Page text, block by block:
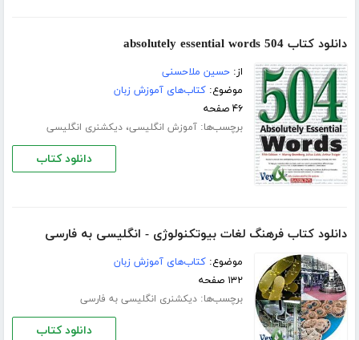
دانلود کتاب 504 absolutely essential words
از:حسین ملاحسنی
موضوع:کتاب‌های آموزش زبان
۴۶ صفحه
برچسب‌ها:آموزش انگلیسی،دیکشنری انگلیسی
دانلود کتاب
دانلود کتاب فرهنگ لغات بیوتکنولوژی - انگلیسی به فارسی
موضوع:کتاب‌های آموزش زبان
۱۳۲ صفحه
برچسب‌ها:دیکشنری انگلیسی به فارسی
دانلود کتاب